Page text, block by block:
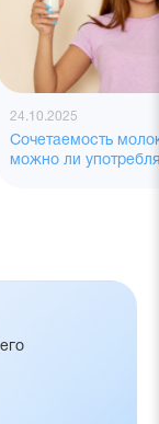
24.10.2025
Сочетаемость
можно ли